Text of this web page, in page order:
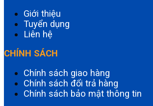
Giới thiệu
Tuyển dụng
Liên hệ
CHÍNH SÁCH
Chính sách giao hàng
Chính sách đổi trả hàng
Chính sách bảo mật thông tin